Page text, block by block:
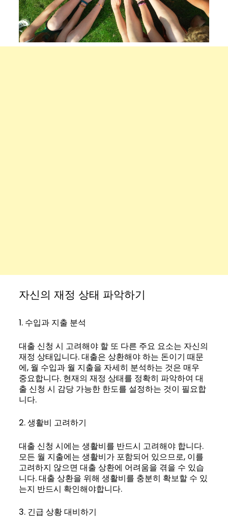
자신의 재정 상태 파악하기
1. 수입과 지출 분석
대출 신청 시 고려해야 할 또 다른 주요 요소는 자신의
재정 상태입니다. 대출은 상환해야 하는 돈이기 때문
에, 월 수입과 월 지출을 자세히 분석하는 것은 매우
중요합니다. 현재의 재정 상태를 정확히 파악하여 대
출 신청 시 감당 가능한 한도를 설정하는 것이 필요합
니다.
2. 생활비 고려하기
대출 신청 시에는 생활비를 반드시 고려해야 합니다.
모든 월 지출에는 생활비가 포함되어 있으므로, 이를
고려하지 않으면 대출 상환에 어려움을 겪을 수 있습
니다. 대출 상환을 위해 생활비를 충분히 확보할 수 있
는지 반드시 확인해야합니다.
3. 긴급 상황 대비하기